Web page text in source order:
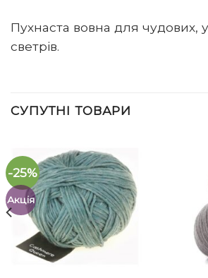
Пухнаста вовна для чудових,
светрів.
СУПУТНІ ТОВАРИ
-25%
Акція